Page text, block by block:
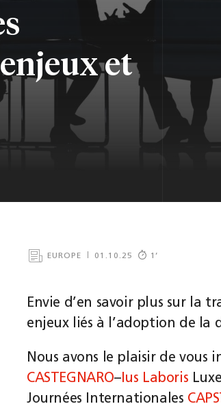
et
EUROPE 01.10.25 1’
Envie d’en savoir plus sur la
enjeux liés à l’adoption de la
Nous avons le plaisir de vous
CASTEGNARO–Ius Laboris
Journées Internationales